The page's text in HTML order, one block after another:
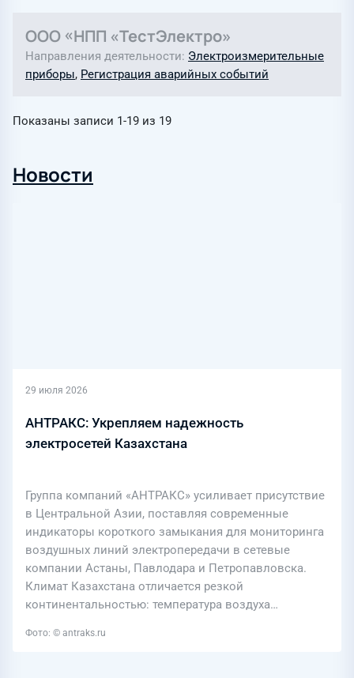
ООО «НПП «ТестЭлектро»
Направления деятельности Электроизмерительные
приборы, Регистрация аварийных событий
Показаны записи 1-19 из 19
Новости
29 июля 2026
АНТРАКС: Укрепляем надежность
электросетей Казахстана
Группа компаний «АНТРАКС» усиливает присутствие
в Центральной Азии, поставляя современные
индикаторы короткого замыкания для мониторинга
воздушных линий электропередачи в сетевые
компании Астаны, Павлодара и Петропавловска.
Климат Казахстана отличается резкой
континентальностью: температура воздуха…
Фото: © antraks.ru